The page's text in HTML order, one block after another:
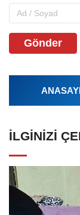
Gönder
İLGINIZI